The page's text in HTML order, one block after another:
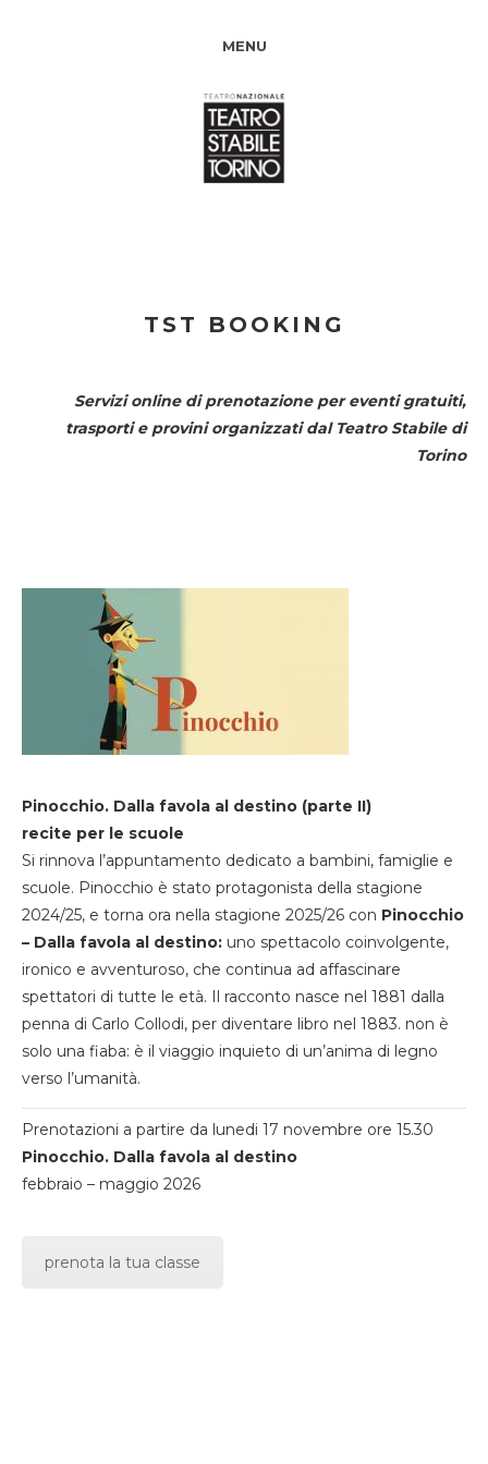
MENU
TST BOOKING
Servizi online di prenotazione per eventi gratuiti,
trasporti e provini organizzati dal Teatro Stabile di
Torino
Pinocchio. Dalla favola al destino (parte II)
recite per le scuole
Si rinnova l’appuntamento dedicato a bambini, famiglie e
scuole. Pinocchio è stato protagonista della stagione
2024/25, e torna ora nella stagione 2025/26 con Pinocchio
– Dalla favola al destino: uno spettacolo coinvolgente,
ironico e avventuroso, che continua ad affascinare
spettatori di tutte le età. Il racconto nasce nel 1881 dalla
penna di Carlo Collodi, per diventare libro nel 1883. non è
solo una fiaba: è il viaggio inquieto di un’anima di legno
verso l’umanità.
Prenotazioni a partire da lunedi 17 novembre ore 15.30
Pinocchio. Dalla favola al destino
febbraio – maggio 2026
prenota la tua classe